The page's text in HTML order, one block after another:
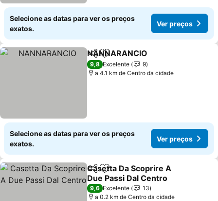
Selecione as datas para ver os preços
exatos.
Ver preços
PartilharAdicionar aos favoritos
NANNARANCIO
9,8 Excelente
9
a 4.1 km de Centro da cidade
Selecione as datas para ver os preços
exatos.
Ver preços
PartilharAdicionar aos favoritos
Casetta Da Scoprire A
Due Passi Dal Centro
Ver preços
9,6 Excelente
13
a 0.2 km de Centro da cidade